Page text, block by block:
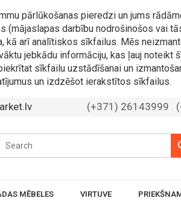
pārlūkošanas pieredzi un jums
(mājaslapas darbību nodrošinošos vai
arī analītiskos sīkfailus. Mēs
jebkādu informāciju, kas ļauj noteikt
sīkfailu uzstādīšanai un
un izdzēšot ierakstītos sīkfailus.
(+371) 26143999
MĒBELES VIRTUVE